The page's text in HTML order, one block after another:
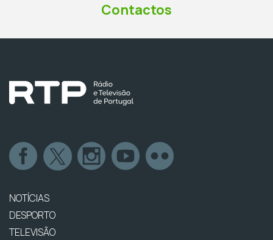
Contactos
NOTÍCIAS
DESPORTO
TELEVISÃO